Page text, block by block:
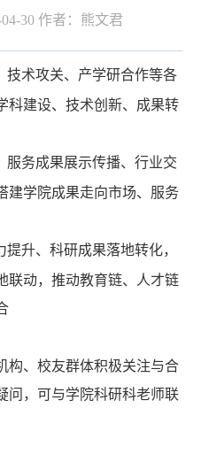
30 作者：熊文君
技术攻关、产学研合作等各
科建设、技术创新、成果转
服务成果展示传播、行业交
建学院成果走向市场、服务
升、科研成果落地转化，
联动，推动教育链、人才链
构、校友群体积极关注与合
问，可与学院科研科老师联